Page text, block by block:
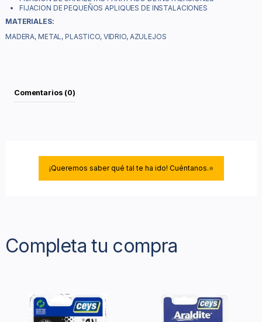
FIJACION DE PEQUEÑOS APLIQUES DE INSTALACIONES
MATERIALES:
MADERA, METAL, PLASTICO, VIDRIO, AZULEJOS
Comentarios (0)
¡Queremos saber qué tal te ha ido! Cuéntanos.⭐
Completa tu compra